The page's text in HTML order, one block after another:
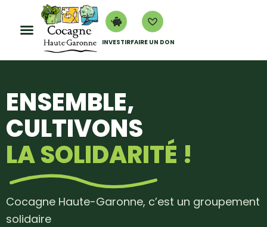
INVESTIRFAIRE UN DON
ENSEMBLE,
CULTIVONS
LA SOLIDARITÉ !
Cocagne Haute-Garonne, c’est un groupement
solidaire